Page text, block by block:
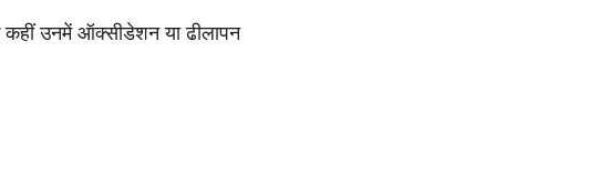
कहीं उनमें ऑक्सीडेशन या ढीलापन